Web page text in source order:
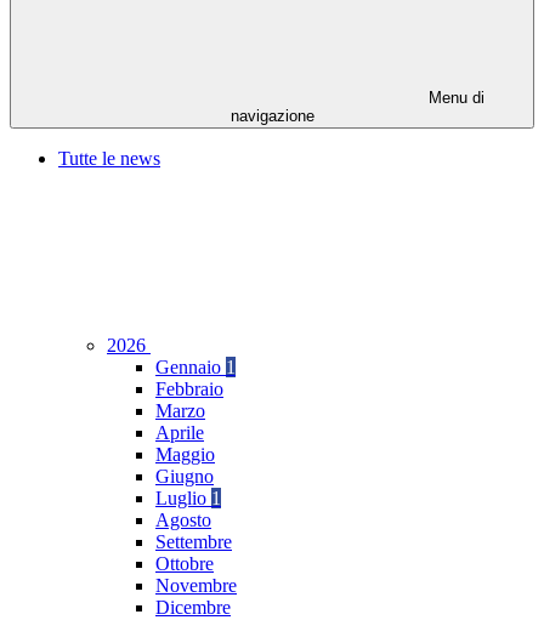
Menu di
navigazione
Tutte le news
2026
Gennaio 1
Febbraio
Marzo
Aprile
Maggio
Giugno
Luglio 1
Agosto
Settembre
Ottobre
Novembre
Dicembre